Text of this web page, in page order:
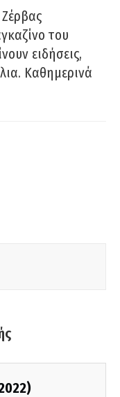
του
ειδήσεις,
Καθημερινά